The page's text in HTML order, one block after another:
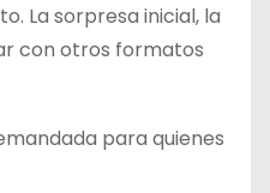
La sorpresa inicial, la
con otros formatos
para quienes